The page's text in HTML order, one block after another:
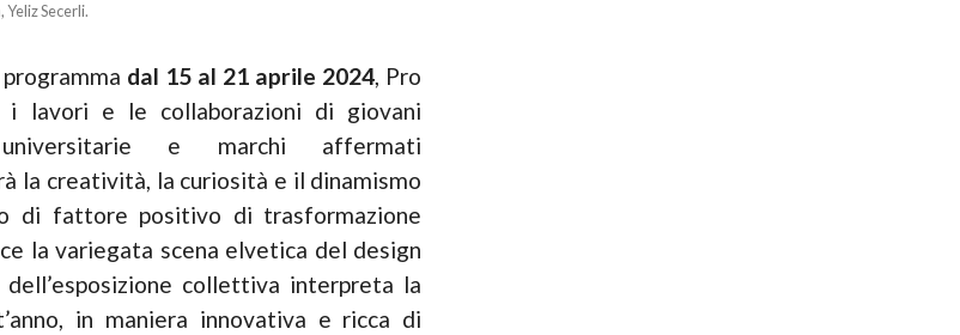
Secerli.
dal 15 al 21 aprile 2024, Pro
i lavori e le collaborazioni di giovani
e marchi affermati
la creatività, la curiosità e il dinamismo
di fattore positivo di trasformazione
la variegata scena elvetica del design
collettiva interpreta la
in maniera innovativa e ricca di